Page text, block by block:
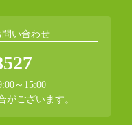
い合わせ
～15:00
ございます。